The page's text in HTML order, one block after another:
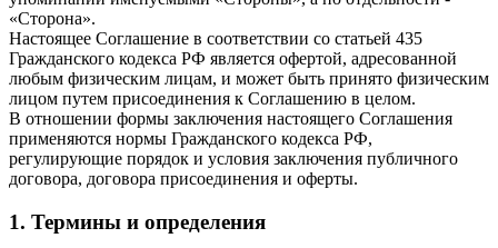
«Сторона».
Настоящее Соглашение в соответствии со статьей 435
Гражданского кодекса РФ является офертой, адресованной
любым физическим лицам, и может быть принято физическим
лицом путем присоединения к Соглашению в целом.
В отношении формы заключения настоящего Соглашения
применяются нормы Гражданского кодекса РФ,
регулирующие порядок и условия заключения публичного
договора, договора присоединения и оферты.
1. Термины и определения